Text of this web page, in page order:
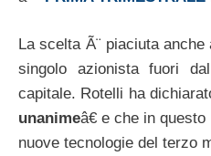
La scelta Ã¨ piaciuta anche
singolo azionista fuori
capitale. Rotelli ha
unanimeâ€ e che in
nuove tecnologie del terzo